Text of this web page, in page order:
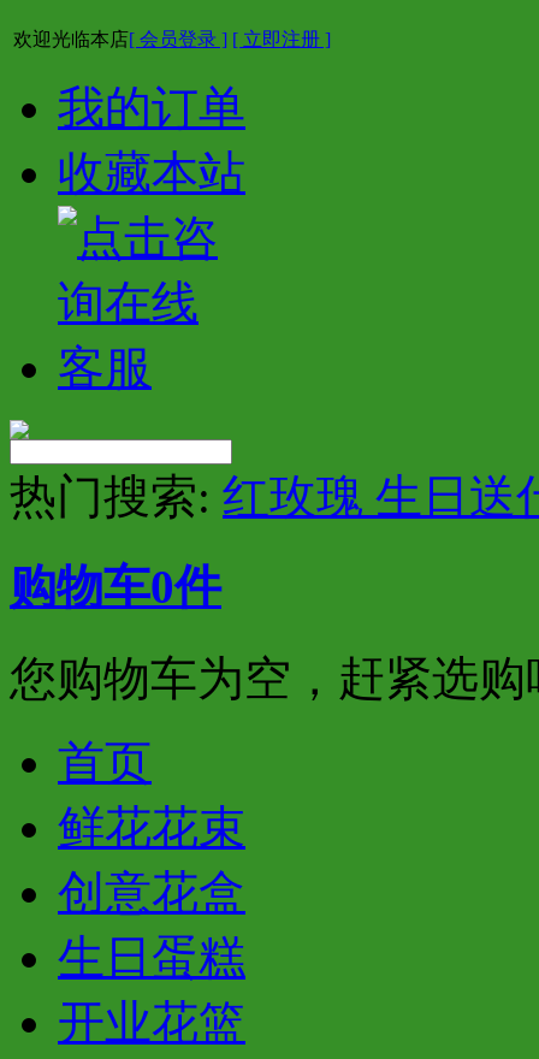
欢迎光临本店[ 会员登录 ] [ 立即注册 ]
我的订单
收藏本站
热门搜索: 红玫瑰 生日送
购物车0件
您购物车为空，赶紧选购
首页
鲜花花束
创意花盒
生日蛋糕
开业花篮